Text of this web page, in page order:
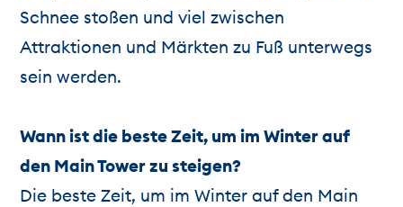
Schnee stoßen und viel zwischen
Attraktionen und Märkten zu Fuß unterwegs
sein werden.
Wann ist die beste Zeit, um im Winter auf
den Main Tower zu steigen?
Die beste Zeit, um im Winter auf den Main